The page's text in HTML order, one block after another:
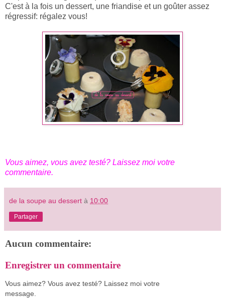
C'est à la fois un dessert, une friandise et un goûter assez
régressif: régalez vous!
Vous aimez, vous avez testé? Laissez moi votre
commentaire.
de la soupe au dessert à 10:00
Partager
Aucun commentaire:
Enregistrer un commentaire
Vous aimez? Vous avez testé? Laissez moi votre
message.